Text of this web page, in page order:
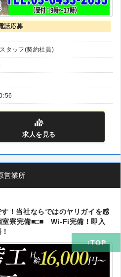
話応募
タッフ(契約社員)
求人を見る
営業所
！当社ならではのヤリガイを感
寮完備■□■ Wi-Fi完備！即入